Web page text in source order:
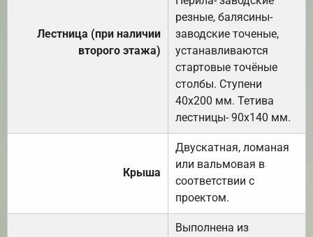
Лестница (при наличии
второго этажа)
резные, балясины-
заводские точеные,
устанавливаются
стартовые точёные
столбы. Ступени
40х200 мм. Тетива
лестницы- 90х140 мм.
Крыша
Двускатная, ломаная
или вальмовая в
соответствии с
проектом.
Выполнена из